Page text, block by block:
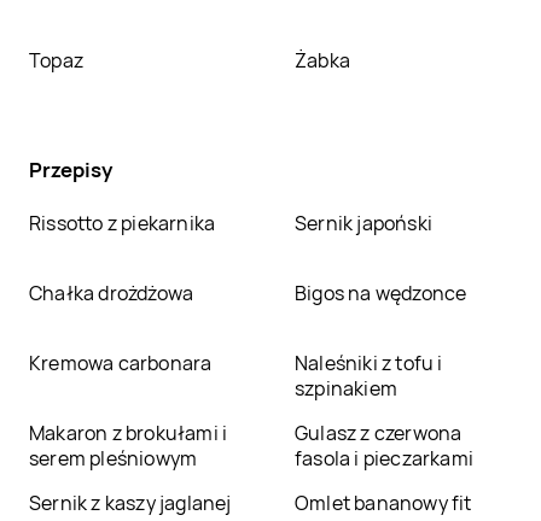
Topaz Żabka
Przepisy
Rissotto z piekarnika Sernik japoński
Chałka drożdżowa Bigos na wędzonce
Kremowa carbonara
Naleśniki z tofu i
szpinakiem
Makaron z brokułami i
serem pleśniowym
Gulasz z czerwona
fasola i pieczarkami
Sernik z kaszy jaglanej
Omlet bananowy fit